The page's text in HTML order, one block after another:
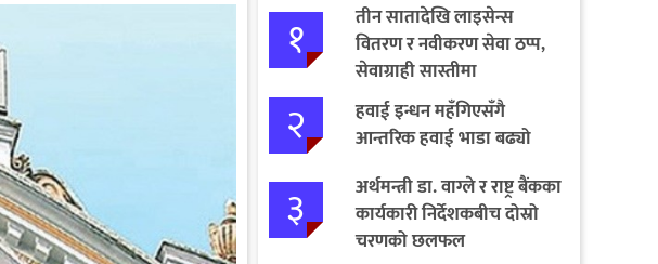
१
तीन सातादेखि लाइसेन्स
वितरण र नवीकरण सेवा ठप्प,
सेवाग्राही सास्तीमा
२
हवाई इन्धन महँगिएसँगै
आन्तरिक हवाई भाडा बढ्यो
३
अर्थमन्त्री डा. वाग्ले र राष्ट्र बैंकका
कार्यकारी निर्देशकबीच दोस्रो
चरणको छलफल